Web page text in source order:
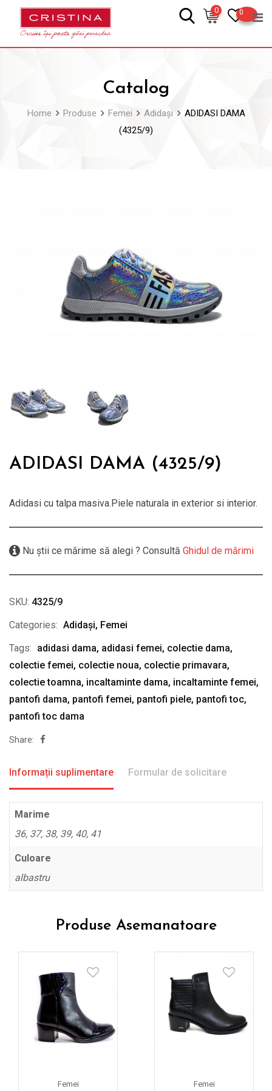
0
0
Catalog
Home Produse Femei Adidași
ADIDASI DAMA
(4325/9)
ADIDASI DAMA (4325/9)
Adidasi cu talpa masiva.Piele naturala in exterior si interior.
Nu știi ce mărime să alegi ? Consultă Ghidul de mărimi
SKU: 4325/9
Categories: Adidași, Femei
Tags: adidasi dama, adidasi femei, colectie dama,
colectie femei, colectie noua, colectie primavara,
colectie toamna, incaltaminte dama, incaltaminte femei,
pantofi dama, pantofi femei, pantofi piele, pantofi toc,
pantofi toc dama
Share:
Informații suplimentare Formular de solicitare
Marime
36, 37, 38, 39, 40, 41
Culoare
albastru
Produse Asemanatoare
Femei Femei